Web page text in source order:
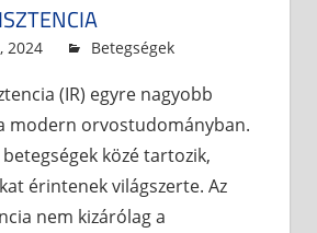
2024 admin
Betegségek
(IR) egyre nagyobb
modern orvostudományban.
közé tartozik,
érintenek világszerte. Az
nem kizárólag a